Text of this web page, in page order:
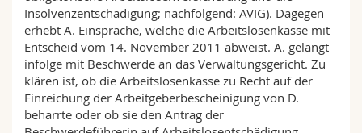
Insolvenzentschädigung; nachfolgend: AVIG). Dagegen
erhebt A. Einsprache, welche die Arbeitslosenkasse mit
Entscheid vom 14. November 2011 abweist. A. gelangt
infolge mit Beschwerde an das Verwaltungsgericht. Zu
klären ist, ob die Arbeitslosenkasse zu Recht auf der
Einreichung der Arbeitgeberbescheinigung von D.
beharrte oder ob sie den Antrag der